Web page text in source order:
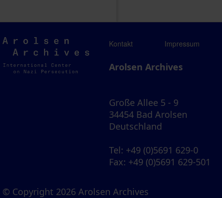
Arolsen
Archives
Kontakt Impressum
Arolsen Archives
Große Allee 5 - 9
34454 Bad Arolsen
Deutschland
Tel: +49 (0)5691 629-0
Fax: +49 (0)5691 629-501
© Copyright 2026 Arolsen Archives